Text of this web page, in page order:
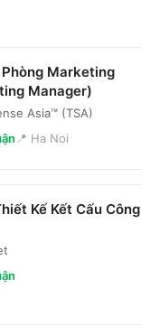
Marketing
Manager)
Asia™ (TSA)
📍 Ha Noi
Kế Kết Cấu Công